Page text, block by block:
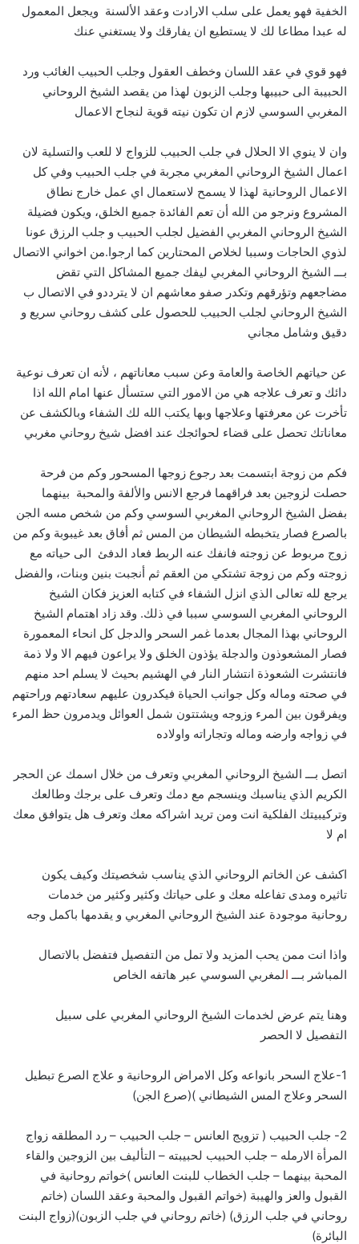
الخفية فهو يعمل على سلب الارادت وعقد الألسنة ويجعل المعمول
له عبدا مطاعا لك لا يستطيع ان يفارقك ولا يستغني عنك
فهو قوي في عقد اللسان وخطف العقول وجلب الحبيب الغائب ورد
الحبيبة الى حبيبها وجلب الزبون لهذا من يقصد الشيخ الروحاني
المغربي السوسي لازم ان تكون نيته قوية لنجاح الاعمال
وان لا ينوي الا الحلال في جلب الحبيب للزواج لا للعب والتسلية لان
اعمال الشيخ الروحاني المغربي مجربة في جلب الحبيب وفي كل
الاعمال الروحانية لهذا لا يسمح لاستعمال اي عمل خارج نطاق
المشروع ونرجو من الله أن تعم الفائدة جميع الخلق، ويكون فضيلة
الشيخ الروحاني المغربي الفضيل لجلب الحبيب و جلب الرزق عونا
لذوي الحاجات وسببا لخلاص المحتارين كما ارجوا.من اخواني الاتصال
بـــ الشيخ الروحاني المغربي ليفك جميع المشاكل التي تقض
مضاجعهم وتؤرقهم وتكدر صفو معاشهم ان لا يترددو في الاتصال ب
الشيخ الروحاني لجلب الحبيب للحصول على كشف روحاني سريع و
دقيق وشامل مجاني
عن حياتهم الخاصة والعامة وعن سبب معاناتهم ، لأنه ان تعرف نوعية
دائك و تعرف علاجه هي من الامور التي ستسأل عنها امام الله اذا
تأخرت عن معرفتها وعلاجها وبها يكتب الله لك الشفاء وبالكشف عن
معاناتك تحصل على قضاء لحوائجك عند افضل شيخ روحاني مغربي
فكم من زوجة ابتسمت بعد رجوع زوجها المسحور وكم من فرحة
حصلت لزوجين بعد فراقهما فرجع الانس والألفة والمحبة بينهما
بفضل الشيخ الروحاني المغربي السوسي وكم من شخص مسه الجن
بالصرع فصار يتخبطه الشيطان من المس ثم أفاق بعد غيبوبة وكم من
زوج مربوط عن زوجته فانفك عنه الربط فعاد الدفئ الى حياته مع
زوجته وكم من زوجة تشتكي من العقم ثم أنجبت بنين وبنات، والفضل
يرجع لله تعالى الذي انزل الشفاء في كتابه العزيز فكان الشيخ
الروحاني المغربي السوسي سببا في ذلك. وقد زاد اهتمام الشيخ
الروحاني بهذا المجال بعدما غمر السحر والدجل كل انحاء المعمورة
فصار المشعوذون والدجلة يؤذون الخلق ولا يراعون فيهم الا ولا ذمة
فانتشرت الشعوذة انتشار النار في الهشيم بحيث لا يسلم احد منهم
في صحته وماله وكل جوانب الحياة فيكدرون عليهم سعادتهم وراحتهم
ويفرقون بين المرء وزوجه ويشتتون شمل العوائل ويدمرون حظ المرء
في زواجه وارضه وماله وتجاراته واولاده
اتصل بـــ الشيخ الروحاني المغربي وتعرف من خلال اسمك عن الحجر
الكريم الذي يناسبك وينسجم مع دمك وتعرف على برجك وطالعك
وتركيبيتك الفلكية انت ومن تريد اشراكه معك وتعرف هل يتوافق معك
ام لا
اكشف عن الخاتم الروحاني الذي يناسب شخصيتك وكيف يكون
تاثيره ومدى تفاعله معك و على حياتك وكثير وكثير من خدمات
روحانية موجودة عند الشيخ الروحاني المغربي و يقدمها باكمل وجه
واذا انت ممن يحب المزيد ولا تمل من التفصيل فتفضل بالاتصال
المباشر بـــ المغربي السوسي عبر هاتفه الخاص
وهنا يتم عرض لخدمات الشيخ الروحاني المغربي على سبيل
التفصيل لا الحصر
1-علاج السحر بانواعه وكل الامراض الروحانية و علاج الصرع تبطيل
السحر وعلاج المس الشيطاني )(صرع الجن)
2- جلب الحبيب ( تزويج العانس – جلب الحبيب – رد المطلقه زواج
المرأة الارمله – جلب الحبيب لحبيبته – التأليف بين الزوجين والقاء
المحبة بينهما – جلب الخطاب للبنت العانس )خواتم روحانية في
القبول والعز والهيبة (خواتم القبول والمحبة وعقد اللسان (خاتم
روحاني في جلب الرزق) (خاتم روحاني في جلب الزبون)(زواج البنت
البائرة)